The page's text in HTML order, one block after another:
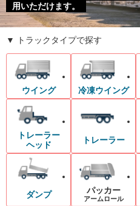
用いただけます。
▼ トラックタイプで探す
ウイング 冷凍ウイング
トレーラー
ヘッド
トレーラー
ダンプ パッカー
アームロール